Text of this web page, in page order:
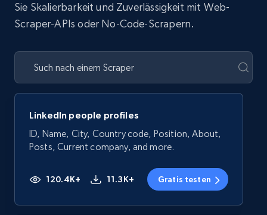
Sie Skalierbarkeit und Zuverlässigkeit mit Web-
Scraper-APIs oder No-Code-Scrapern.
LinkedIn people profiles
ID, Name, City, Country code, Position, About,
Posts, Current company, and more.
120.4K+ 11.3K+ Gratis testen